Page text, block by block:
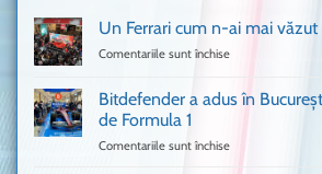
Un Ferrari cum n-ai mai văzut
Comentariile sunt închise
Ferrari
cum
Bitdefender a adus în
de Formula 1
Comentariile sunt închise